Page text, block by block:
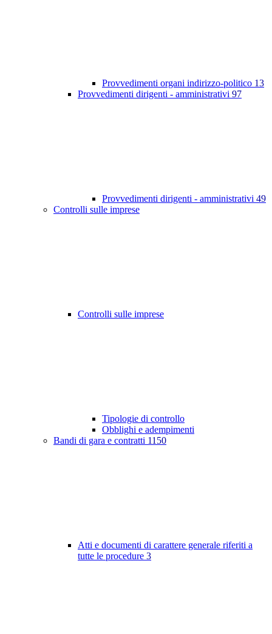
Provvedimenti organi indirizzo-politico 13
Provvedimenti dirigenti - amministrativi 97
Provvedimenti dirigenti - amministrativi 49
Controlli sulle imprese
Controlli sulle imprese
Tipologie di controllo
Obblighi e adempimenti
Bandi di gara e contratti 1150
Atti e documenti di carattere generale riferiti a
tutte le procedure 3